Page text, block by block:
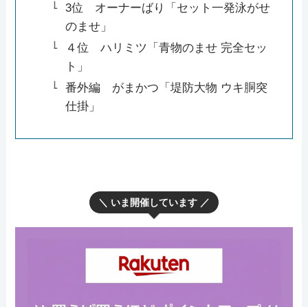
3位 オーナーばり「セット一発泳がせ
のませ」
４位 ハリミツ「青物のませ 完全セッ
ト」
番外編 がまかつ「堤防大物 ウキ胴突
仕掛」
＼ いま開催しています ／